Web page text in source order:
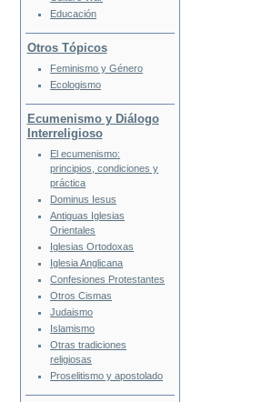
Educación
Otros Tópicos
Feminismo y Género
Ecologismo
Ecumenismo y Diálogo
Interreligioso
El ecumenismo:
principios, condiciones y
práctica
Dominus Iesus
Antiguas Iglesias
Orientales
Iglesias Ortodoxas
Iglesia Anglicana
Confesiones Protestantes
Otros Cismas
Judaismo
Islamismo
Otras tradiciones
religiosas
Proselitismo y apostolado